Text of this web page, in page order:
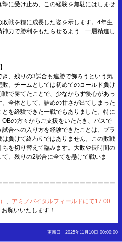
に受け止め、この経験を無駄にはしませ
戦を糧に成長した姿を示します。4年生
力で勝利をもたらせるよう、一層精進し
、残りの3試合も連勝で飾ろうという気
。チームとしては初めてのコールド負け
で勝てたことで、少なからず慢心があっ
全体として、詰めの甘さが出てしまった
を経験できた一戦でもありました。特に
の方々からご支援をいただき、バスで
合への入り方を経験できたことは、プラ
負けて終わりではありません。この敗戦
を切り替えて臨みます。大敗や長時間の
、残りの2試合に全てを懸けて戦いま
ーーーーーーーーーーーーーーーーーー
、 アミノバイタルフィールドにて17:00
願いいたします！
更新日：2025年11月10日 00:00:00